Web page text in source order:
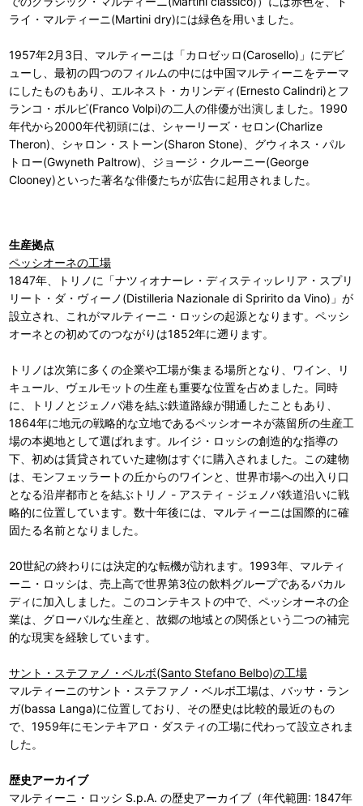
ライ・マルティーニ(Martini dry)には緑色を用いました。
1957年2月3日、マルティーニは「カロゼッロ(Carosello)」にデビ
ューし、最初の四つのフィルムの中には中国マルティーニをテーマ
にしたものもあり、エルネスト・カリンディ(Ernesto Calindri)とフ
ランコ・ボルピ(Franco Volpi)の二人の俳優が出演しました。1990
年代から2000年代初頭には、シャーリーズ・セロン(Charlize
Theron)、シャロン・ストーン(Sharon Stone)、グウィネス・パル
トロー(Gwyneth Paltrow)、ジョージ・クルーニー(George
Clooney)といった著名な俳優たちが広告に起用されました。
生産拠点
ペッシオーネの工場
1847年、トリノに「ナツィオナーレ・ディスティッレリア・スプリ
リート・ダ・ヴィーノ(Distilleria Nazionale di Spririto da Vino)」が
設立され、これがマルティーニ・ロッシの起源となります。ペッシ
オーネとの初めてのつながりは1852年に遡ります。
トリノは次第に多くの企業や工場が集まる場所となり、ワイン、リ
キュール、ヴェルモットの生産も重要な位置を占めました。同時
に、トリノとジェノバ港を結ぶ鉄道路線が開通したこともあり、
1864年に地元の戦略的な立地であるペッシオーネが蒸留所の生産工
場の本拠地として選ばれます。ルイジ・ロッシの創造的な指導の
下、初めは賃貸されていた建物はすぐに購入されました。この建物
は、モンフェッラートの丘からのワインと、世界市場への出入り口
となる沿岸都市とを結ぶトリノ - アスティ - ジェノバ鉄道沿いに戦
略的に位置しています。数十年後には、マルティーニは国際的に確
固たる名前となりました。
20世紀の終わりには決定的な転機が訪れます。1993年、マルティ
ーニ・ロッシは、売上高で世界第3位の飲料グループであるバカル
ディに加入しました。このコンテキストの中で、ペッシオーネの企
業は、グローバルな生産と、故郷の地域との関係という二つの補完
的な現実を経験しています。
サント・ステファノ・ベルボ(Santo Stefano Belbo)の工場
マルティーニのサント・ステファノ・ベルボ工場は、バッサ・ラン
ガ(bassa Langa)に位置しており、その歴史は比較的最近のもの
で、1959年にモンテキアロ・ダスティの工場に代わって設立されま
した。
歴史アーカイブ
マルティーニ・ロッシ S.p.A. の歴史アーカイブ（年代範囲: 1847年